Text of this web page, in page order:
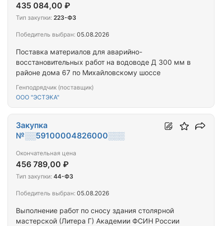
Поставка материалов для аварийно-
восстановительных работ на водоводе Д 300 мм в
районе дома 67 по Михайловскому шоссе
Генподрядчик (поставщик)
ООО "ЭСТЭКА"
435 084,00 ₽
Тип закупки: 223-ФЗ
Победитель выбран: 05.08.2026
Выполнение работ по сносу здания столярной
мастерской (Литера Г) Академии ФСИН России
Закупка
№░░59100004826000░░░
Окончательная цена
456 789,00 ₽
Тип закупки: 44-ФЗ
Победитель выбран: 05.08.2026